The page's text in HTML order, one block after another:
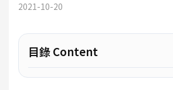
2021-10-20
目錄 Content